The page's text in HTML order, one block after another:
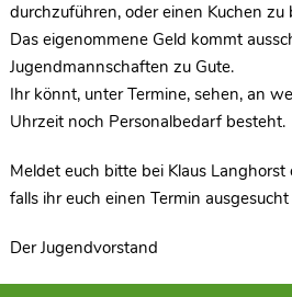
durchzuführen, oder einen Kuchen zu
Das eigenommene Geld kommt
Jugendmannschaften zu Gute.
Ihr könnt, unter Termine, sehen, an
Uhrzeit noch Personalbedarf besteht.
Meldet euch bitte bei Klaus
falls ihr euch einen Termin
Der Jugendvorstand